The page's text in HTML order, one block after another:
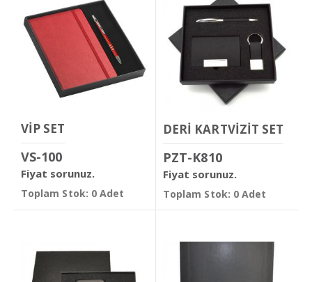
VİP SET
VS-100
Fiyat sorunuz.
Toplam Stok: 0 Adet
DERİ KARTVİZİT SET
PZT-K810
Fiyat sorunuz.
Toplam Stok: 0 Adet